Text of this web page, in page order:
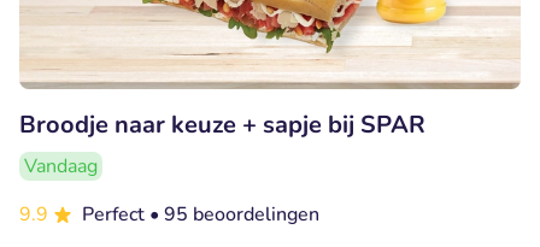
Broodje naar keuze + sapje bij SPAR
Vandaag
9.9
Perfect • 95 beoordelingen